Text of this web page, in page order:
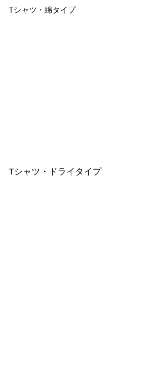
Tシャツ・綿タイプ
Tシャツ・ドライタイプ